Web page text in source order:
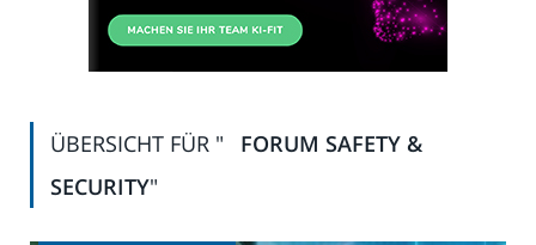
ÜBERSICHT FÜR "
FORUM SAFETY &
SECURITY"